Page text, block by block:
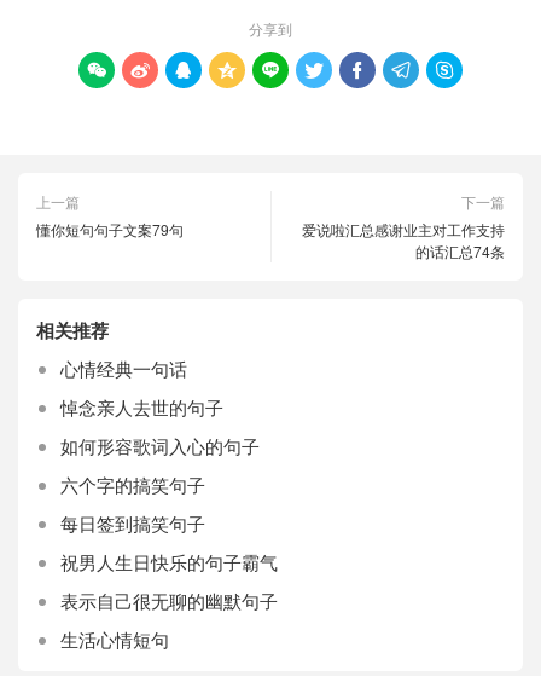
分享到
        
上一篇
懂你短句句子文案79句
下一篇
爱说啦汇总感谢业主对工作支持
的话汇总74条
相关推荐
心情经典一句话
悼念亲人去世的句子
如何形容歌词入心的句子
六个字的搞笑句子
每日签到搞笑句子
祝男人生日快乐的句子霸气
表示自己很无聊的幽默句子
生活心情短句